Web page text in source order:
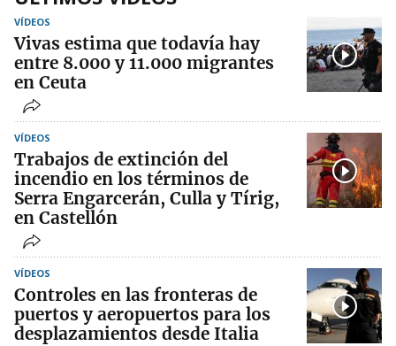
VÍDEOS
Vivas estima que todavía hay
entre 8.000 y 11.000 migrantes
en Ceuta
VÍDEOS
Trabajos de extinción del
incendio en los términos de
Serra Engarcerán, Culla y Tírig,
en Castellón
VÍDEOS
Controles en las fronteras de
puertos y aeropuertos para los
desplazamientos desde Italia